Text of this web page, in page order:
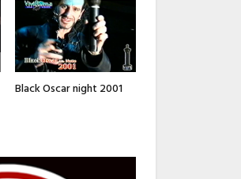
Black Oscar night 2001